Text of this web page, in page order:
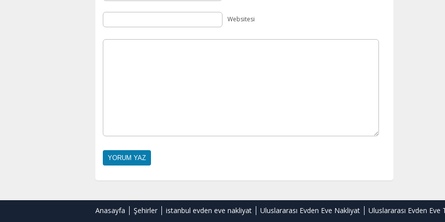
Websitesi
Anasayfa Şehirler istanbul evden eve nakliyat Uluslararası Evden Eve Nakliyat Uluslararası Evden Eve